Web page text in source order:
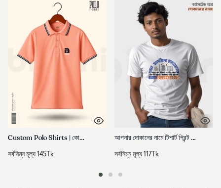
Custom Polo Shirts | কোম্পানি নামে পলো শার্ট তৈরি করুন
সর্বনিম্ন মূল্য145Tk
আপনার দোকানের নামে টিশার্ট প্রিন্ট করুন | Custom T-Shirt Printing Bangladesh
সর্বনিম্ন মূল্য117Tk